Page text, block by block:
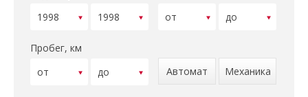
Пробег, км
Автомат
Механика